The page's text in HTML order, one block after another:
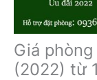
Giá
(2022) từ